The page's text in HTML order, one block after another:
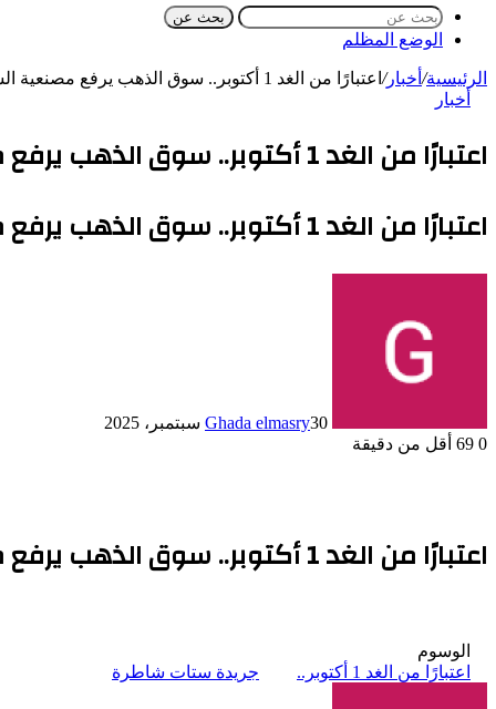
بحث عن
الوضع المظلم
الرئيسية/ أخبار/ اعتبارًا من الغد 1 أكتوبر.. سوق الذهب يرفع مصنعية السبائك 15 جنيهًا للجرام
أخبار
اعتبارًا من الغد 1 أكتوبر.. سوق الذهب يرفع مصنعية السبائك 15 جنيهًا للجرام
اعتبارًا من الغد 1 أكتوبر.. سوق الذهب يرفع مصنعية السبائك 15 جنيهًا للجرام
Ghada elmasry30 سبتمبر، 2025
0
أقل من دقيقة
اعتبارًا من الغد 1 أكتوبر.. سوق الذهب يرفع مصنعية السبائك 15 جنيهًا للجرام
الوسوم
اعتبارًا من الغد 1 أكتوبر..
جريدة ستات شاطرة